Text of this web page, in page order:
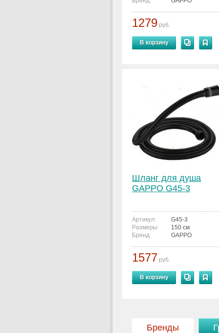
1279 руб.
В корзину
Шланг для душа
GAPPO G45-3
Артикул:
G45-3
Размеры:
150 см
Бренд:
GAPPO
1577 руб.
В корзину
Бренды